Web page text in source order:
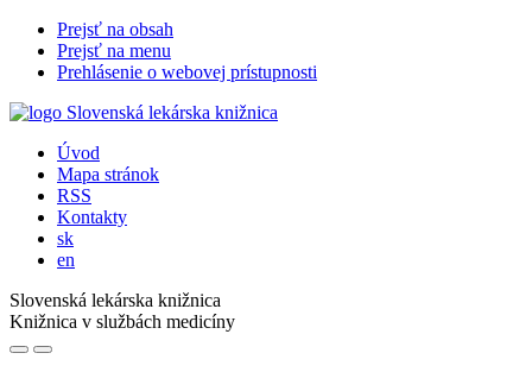
Prejsť na obsah
Prejsť na menu
Prehlásenie o webovej prístupnosti
Úvod
Mapa stránok
RSS
Kontakty
sk
en
Slovenská lekárska knižnica
Knižnica v službách medicíny